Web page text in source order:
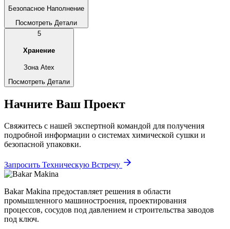
Безопасное Наполнение
Посмотреть Детали
5
Хранение
Зона Atex
Посмотреть Детали
Начните Ваш Проект
Свяжитесь с нашей экспертной командой для получения
подробной информации о системах химической сушки и
безопасной упаковки.
Запросить Техническую Встречу
Bakar Makina предоставляет решения в области
промышленного машиностроения, проектирования
процессов, сосудов под давлением и строительства заводов
под ключ.